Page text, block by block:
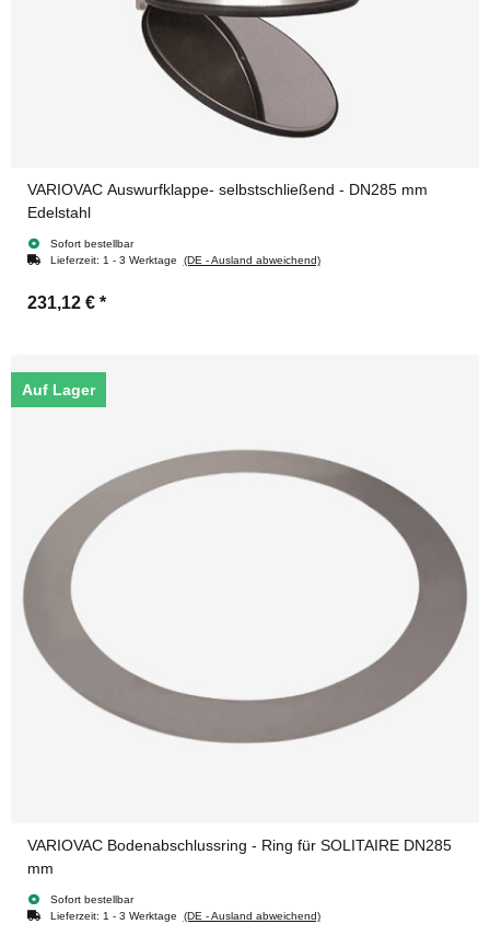
VARIOVAC Auswurfklappe- selbstschließend - DN285 mm
Edelstahl
Sofort bestellbar
Lieferzeit: 1 - 3 Werktage (DE - Ausland abweichend)
231,12 € *
Auf Lager
VARIOVAC Bodenabschlussring - Ring für SOLITAIRE DN285
mm
Sofort bestellbar
Lieferzeit: 1 - 3 Werktage (DE - Ausland abweichend)